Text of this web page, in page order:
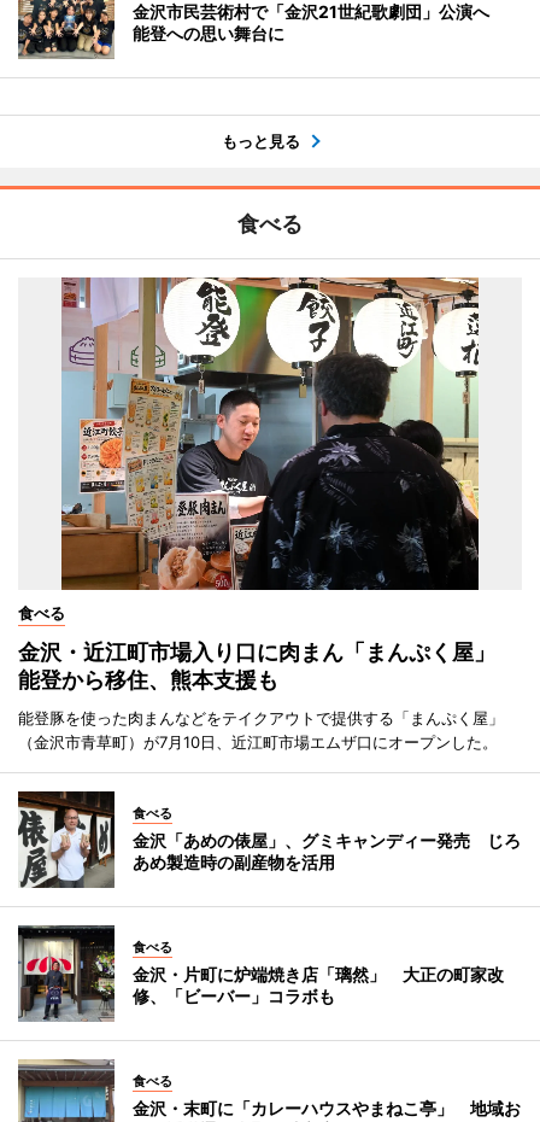
金沢市民芸術村で「金沢21世紀歌劇団」公演へ
能登への思い舞台に
もっと見る
食べる
食べる
金沢・近江町市場入り口に肉まん「まんぷく屋」
能登から移住、熊本支援も
能登豚を使った肉まんなどをテイクアウトで提供する「まんぷく屋」
（金沢市青草町）が7月10日、近江町市場エムザ口にオープンした。
食べる
金沢「あめの俵屋」、グミキャンディー発売 じろ
あめ製造時の副産物を活用
食べる
金沢・片町に炉端焼き店「璃然」 大正の町家改
修、「ビーバー」コラボも
食べる
金沢・末町に「カレーハウスやまねこ亭」 地域お